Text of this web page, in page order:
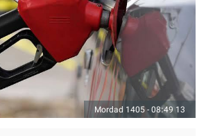
13 Mordad 1405 - 08:49